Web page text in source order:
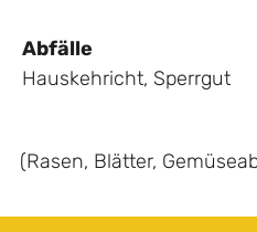
Abfälle
Hauskehricht, Sperrgut
(Rasen, Blätter,